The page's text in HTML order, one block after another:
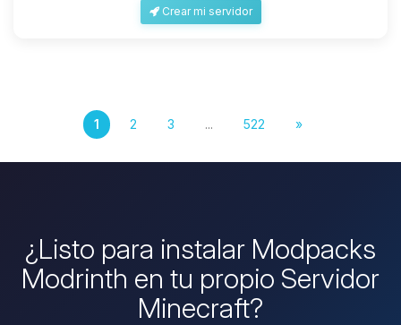
Crear mi servidor
1 2 3 ... 522 »
¿Listo para instalar Modpacks
Modrinth en tu propio Servidor
Minecraft?